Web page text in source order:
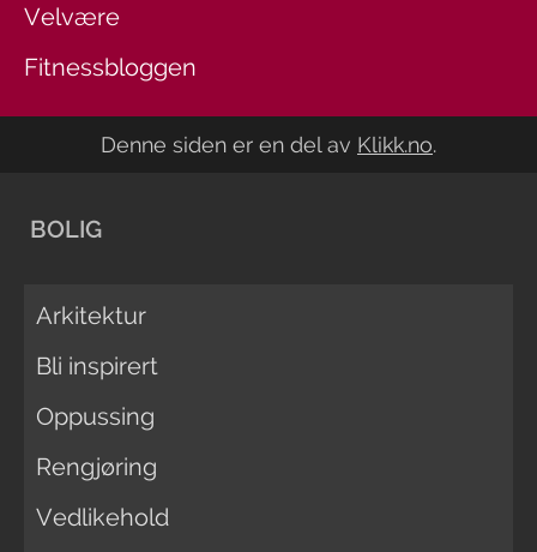
Velvære
Fitnessbloggen
Denne siden er en del av Klikk.no.
BOLIG
Arkitektur
Bli inspirert
Oppussing
Rengjøring
Vedlikehold